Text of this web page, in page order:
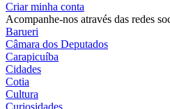
Criar minha conta
Acompanhe-nos através das redes
Barueri
Câmara dos Deputados
Carapicuíba
Cidades
Cotia
Cultura